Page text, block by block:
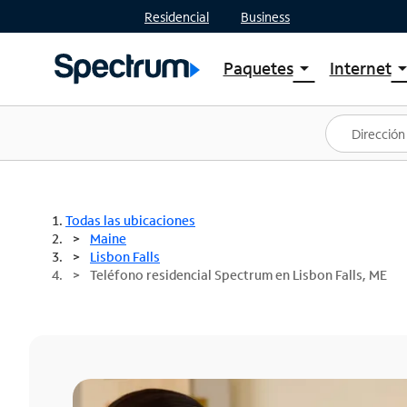
Residencial Business
Paquetesarrow_drop_down
Ver paquetes
Spectrum One
Mejores ofertas
Internetarrow_drop_down
Planes
Todas las ubicaciones
Maine
Lisbon Falls
Teléfono residencial Spectrum en Lisbon Falls, ME